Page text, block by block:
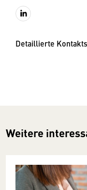
Detaillierte
Weitere